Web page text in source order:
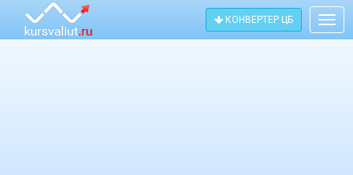
КОНВЕРТЕР ЦБ